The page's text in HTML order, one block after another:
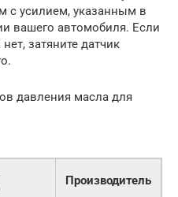
с усилием, указанным в
вашего автомобиля. Если
затяните датчик
давления масла для
Производитель